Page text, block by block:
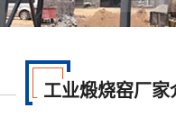
工业煅烧窑厂家